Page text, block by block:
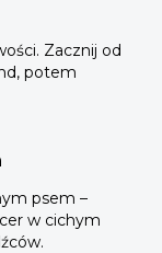
Zacznij od
potem
psem –
w cichym